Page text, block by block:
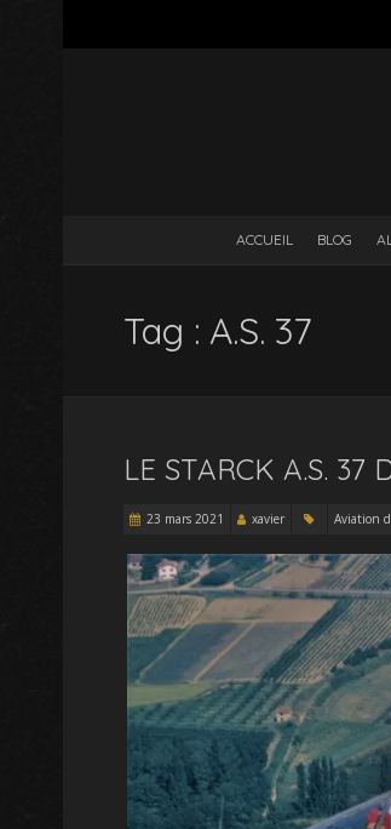
ACCUEIL BLOG
Tag : A.S. 37
LE STARCK A.S. 37
23 mars 2021 xavier Aviation